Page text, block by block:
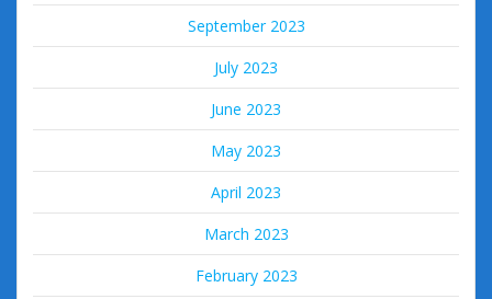
September 2023
July 2023
June 2023
May 2023
April 2023
March 2023
February 2023